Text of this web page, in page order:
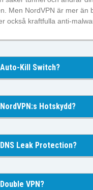
Men NordVPN är mer än
också kraftfulla anti-
Kill Switch?
Hotskydd?
Leak Protection?
VPN?